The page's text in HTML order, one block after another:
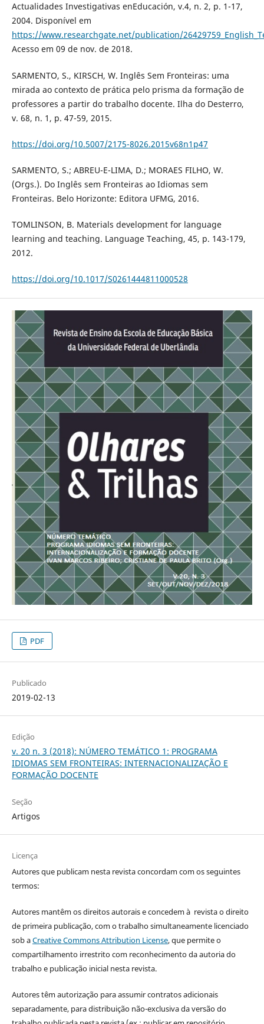
Actualidades Investigativas enEducación, v.4, n. 2, p. 1-17,
2004. Disponível em
https://www.researchgate.net/publication/
Acesso em 09 de nov. de 2018.
SARMENTO, S., KIRSCH, W. Inglês Sem Fronteiras: uma
mirada ao contexto de prática pelo prisma da formação de
professores a partir do trabalho docente. Ilha do Desterro,
v. 68, n. 1, p. 47-59, 2015.
https://doi.org/10.5007/2175-8026.2015v68n1p47
SARMENTO, S.; ABREU-E-LIMA, D.; MORAES FILHO, W.
(Orgs.). Do Inglês sem Fronteiras ao Idiomas sem
Fronteiras. Belo Horizonte: Editora UFMG, 2016.
TOMLINSON, B. Materials development for language
learning and teaching. Language Teaching, 45, p. 143-179,
2012.
https://doi.org/10.1017/S0261444811000528
PDF
Publicado
2019-02-13
Edição
v. 20 n. 3 (2018): NÚMERO TEMÁTICO 1: PROGRAMA
IDIOMAS SEM FRONTEIRAS: INTERNACIONALIZAÇÃO E
FORMAÇÃO DOCENTE
Seção
Artigos
Licença
Autores que publicam nesta revista concordam com os seguintes
termos:
Autores mantêm os direitos autorais e concedem à revista o direito
de primeira publicação, com o trabalho simultaneamente licenciado
sob aCreative Commons Attribution License, que permite o
compartilhamento irrestrito com reconhecimento da autoria do
trabalho e publicação inicial nesta revista.
Autores têm autorização para assumir contratos adicionais
separadamente, para distribuição não-exclusiva da versão do